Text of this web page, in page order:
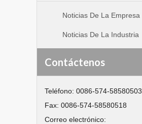
Noticias De La Empresa
Noticias De La Industria
Contáctenos
Teléfono: 0086-574-58580503
Fax: 0086-574-58580518
Correo electrónico: